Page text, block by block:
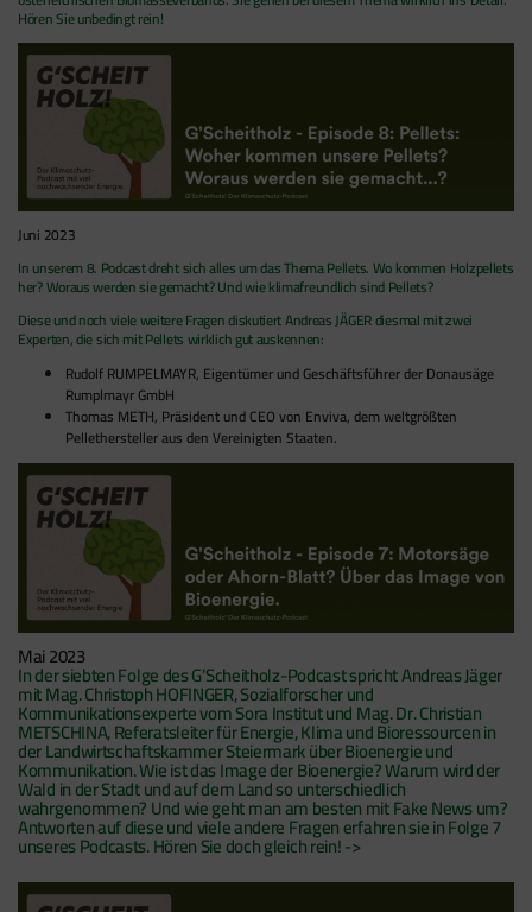
Hören Sie unbedingt rein!
Juni 2023
In unserem 8. Podcast dreht sich alles um das Thema Pellets. Wo kommen Holzpellets
her? Woraus werden sie gemacht? Und wie klimafreundlich sind Pellets?
Diese und noch viele weitere Fragen diskutiert Andreas JÄGER diesmal mit zwei
Experten, die sich mit Pellets wirklich gut auskennen:
Rudolf RUMPELMAYR, Eigentümer und Geschäftsführer der Donausäge
Rumplmayr GmbH
Thomas METH, Präsident und CEO von Enviva, dem weltgrößten
Pellethersteller aus den Vereinigten Staaten.
Mai 2023
In der siebten Folge des G’Scheitholz-Podcast spricht Andreas Jäger
mit Mag. Christoph HOFINGER, Sozialforscher und
Kommunikationsexperte vom Sora Institut und Mag. Dr. Christian
METSCHINA, Referatsleiter für Energie, Klima und Bioressourcen in
der Landwirtschaftskammer Steiermark über Bioenergie und
Kommunikation. Wie ist das Image der Bioenergie? Warum wird der
Wald in der Stadt und auf dem Land so unterschiedlich
wahrgenommen? Und wie geht man am besten mit Fake News um?
Antworten auf diese und viele andere Fragen erfahren sie in Folge 7
unseres Podcasts. Hören Sie doch gleich rein! ->